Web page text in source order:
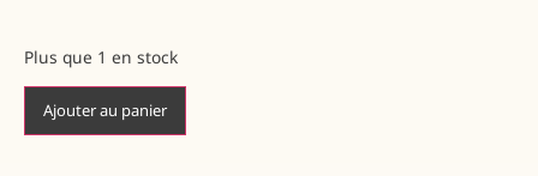
Plus que 1 en stock
Ajouter au panier